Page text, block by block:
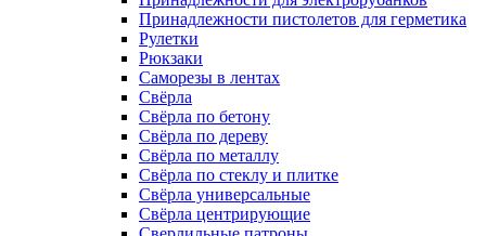
Принадлежности пистолетов для герметика
Рулетки
Рюкзаки
Саморезы в лентах
Свёрла
Свёрла по бетону
Свёрла по дереву
Свёрла по металлу
Свёрла по стеклу и плитке
Свёрла универсальные
Свёрла центрирующие